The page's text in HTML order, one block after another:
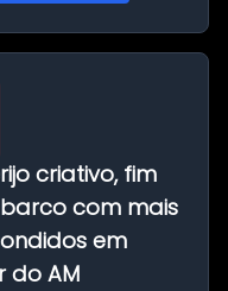
criativo, fim
com mais
em
do AM